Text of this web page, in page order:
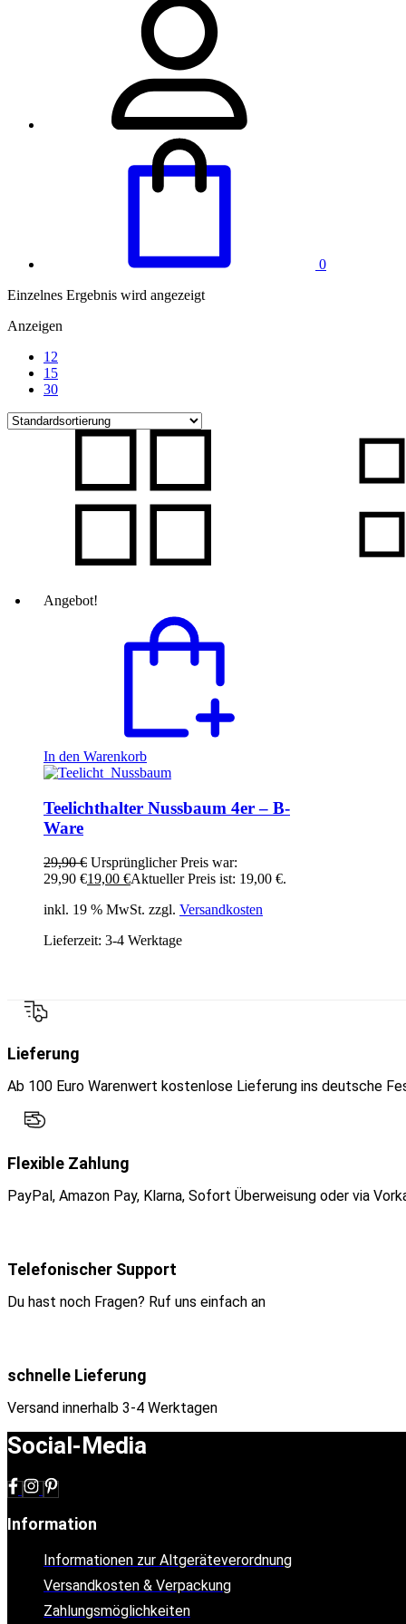
0
Einzelnes Ergebnis wird angezeigt
Anzeigen
12
15
30
Angebot!
In den Warenkorb
Teelichthalter Nussbaum 4er – B-
Ware
29,90€ Ursprünglicher Preis war:
29,90 €19,00 €Aktueller Preis ist: 19,00 €.
inkl. 19 % MwSt. zzgl. Versandkosten
Lieferzeit: 3-4 Werktage
Lieferung
Ab 100 Euro Warenwert kostenlose Lieferung ins deutsche
Flexible Zahlung
PayPal, Amazon Pay, Klarna, Sofort Überweisung oder via
Telefonischer Support
Du hast noch Fragen? Ruf uns einfach an
schnelle Lieferung
Versand innerhalb 3-4 Werktagen
Social-Media
Information
Informationen zur Altgeräteverordnung
Versandkosten & Verpackung
Zahlungsmöglichkeiten